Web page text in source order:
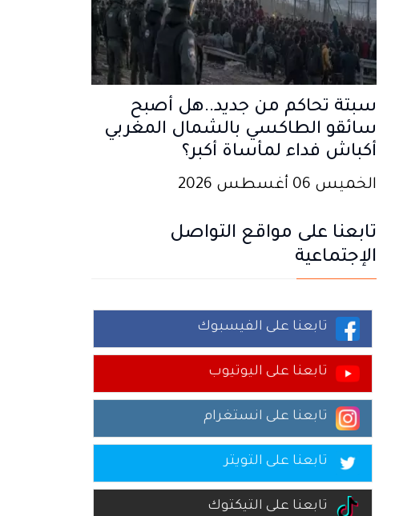
سبتة تحاكم من جديد..هل أصبح
سائقو الطاكسي بالشمال المغربي
أكباش فداء لمأساة أكبر؟
الخميس 06 أغسطس 2026
تابعنا على مواقع التواصل
الإجتماعية
تابعنا على الفيسبوك
تابعنا على اليوتيوب
تابعنا على انستغرام
تابعنا على التويتر
تابعنا على التيكتوك